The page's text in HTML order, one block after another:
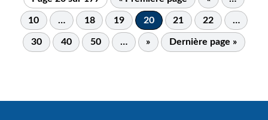
10 … 18 19 20 21 22 …
30 40 50 … » Dernière page »